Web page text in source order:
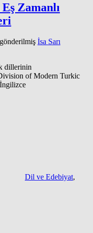
Zamanlı
İsa Sarı
dillerinin
of Modern Turkic
Dil ve Edebiyat,